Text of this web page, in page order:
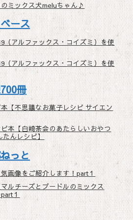
ミックス犬meluちゃん♪
ース
（アルファックス・コイズミ）を使
（アルファックス・コイズミ）を使
冊
【不思議なお菓子レシピ サイエン
本【白崎茶会のあたらしいおやつ
んレシピ】
っと
画像をご紹介します！part１
ルチーズとプードルのミックス
１